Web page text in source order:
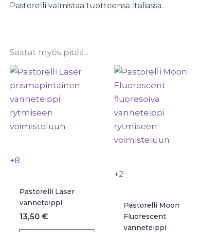
Pastorelli valmistaa tuotteensa Italiassa.
Saatat myös pitää...
+8
Pastorelli Laser
vanneteippi
13,50 €
+2
Pastorelli Moon
Fluorescent
vanneteippi